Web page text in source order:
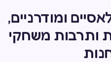
ומודרניים,
ותרבות משחקי